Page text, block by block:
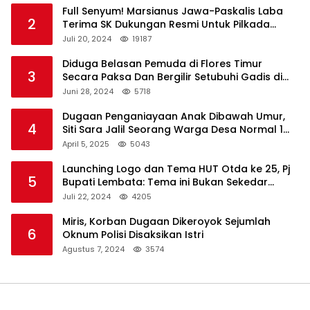
2
Full Senyum! Marsianus Jawa-Paskalis Laba
Terima SK Dukungan Resmi Untuk Pilkada
Lembata
Juli 20, 2024 19187
3
Diduga Belasan Pemuda di Flores Timur
Secara Paksa Dan Bergilir Setubuhi Gadis di
Bawah Umur
Juni 28, 2024 5718
4
Dugaan Penganiayaan Anak Dibawah Umur,
Siti Sara Jalil Seorang Warga Desa Normal 1
Melapor ke Polisi
April 5, 2025 5043
5
Launching Logo dan Tema HUT Otda ke 25, Pj
Bupati Lembata: Tema ini Bukan Sekedar
Refleksi Semalam
Juli 22, 2024 4205
6
Miris, Korban Dugaan Dikeroyok Sejumlah
Oknum Polisi Disaksikan Istri
Agustus 7, 2024 3574